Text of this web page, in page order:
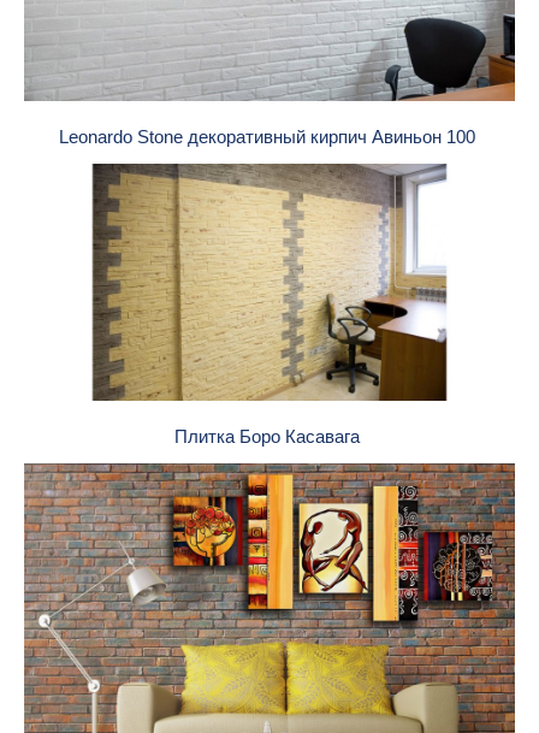
Leonardo Stone декоративный кирпич Авиньон 100
Плитка Боро Касавага